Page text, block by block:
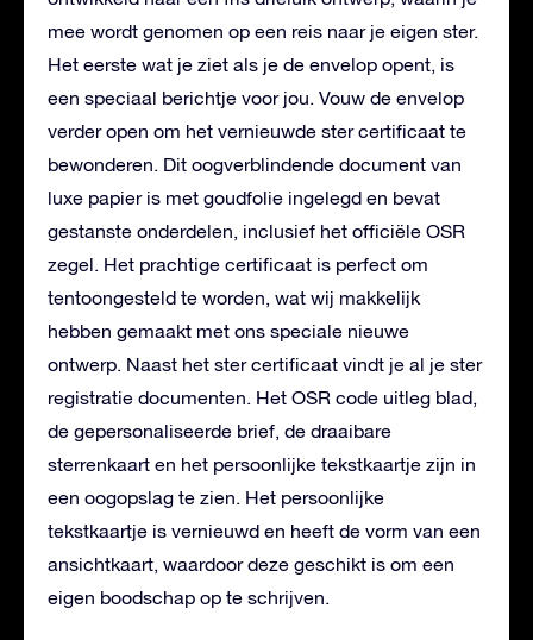
mee wordt genomen op een reis naar je eigen ster.
Het eerste wat je ziet als je de envelop opent, is
een speciaal berichtje voor jou. Vouw de envelop
verder open om het vernieuwde ster certificaat te
bewonderen. Dit oogverblindende document van
luxe papier is met goudfolie ingelegd en bevat
gestanste onderdelen, inclusief het officiële OSR
zegel. Het prachtige certificaat is perfect om
tentoongesteld te worden, wat wij makkelijk
hebben gemaakt met ons speciale nieuwe
ontwerp. Naast het ster certificaat vindt je al je ster
registratie documenten. Het OSR code uitleg blad,
de gepersonaliseerde brief, de draaibare
sterrenkaart en het persoonlijke tekstkaartje zijn in
een oogopslag te zien. Het persoonlijke
tekstkaartje is vernieuwd en heeft de vorm van een
ansichtkaart, waardoor deze geschikt is om een
eigen boodschap op te schrijven.